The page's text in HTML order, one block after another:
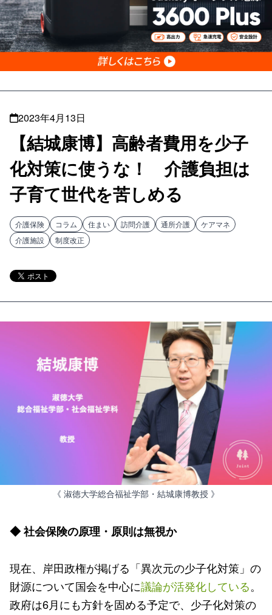
2023年4月13日
【結城康博】高齢者費用を少子
化対策に使うな！ 介護負担は
子育て世代を苦しめる
介護保険 コラム 住まい 訪問介護 通所介護
ケアマネ
介護施設
制度改正
《 淑徳大学総合福祉学部・結城康博教授 》
◆ 社会保険の原理・原則は無視か
現在、岸田政権が掲げる「異次元の少子化対策」の
財源について国会を中心に議論が活発化している。
政府は6月にも方針を固める予定で、少子化対策の